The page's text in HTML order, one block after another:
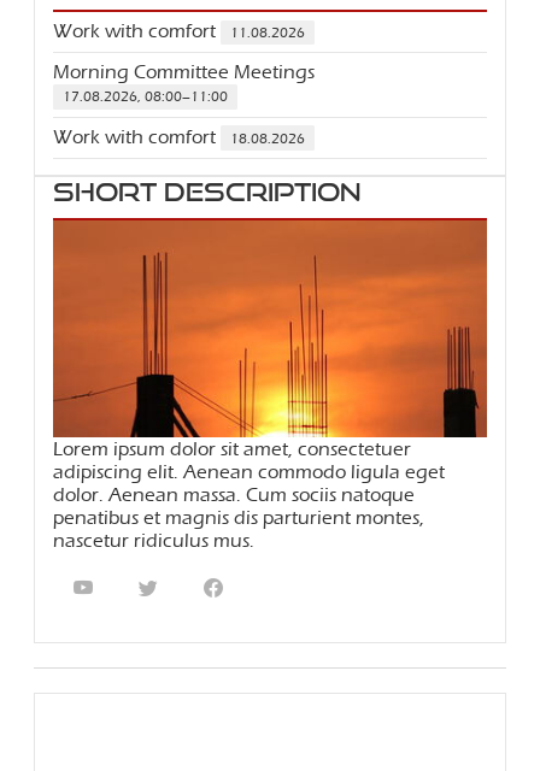
Work with comfort 11.08.2026
Morning Committee Meetings
17.08.2026, 08:00–11:00
Work with comfort 18.08.2026
Short description
Lorem ipsum dolor sit amet, consectetuer
adipiscing elit. Aenean commodo ligula eget
dolor. Aenean massa. Cum sociis natoque
penatibus et magnis dis parturient montes,
nascetur ridiculus mus.